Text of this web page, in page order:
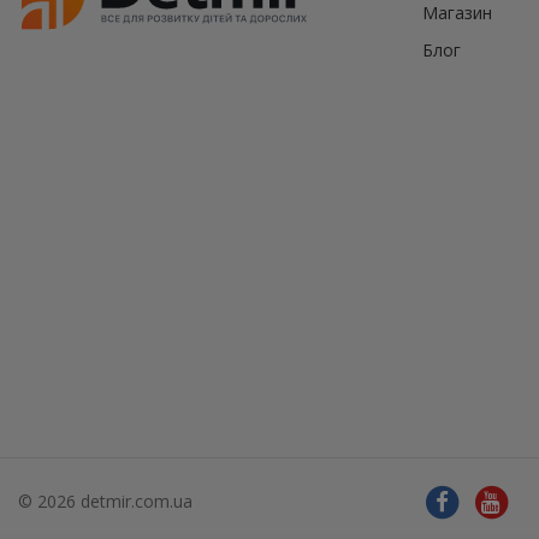
Магазин
Блог
© 2026 detmir.com.ua